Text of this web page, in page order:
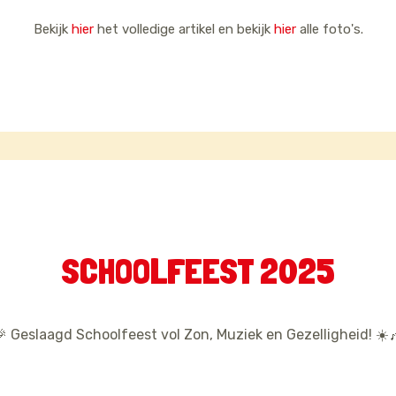
Bekijk hierhet volledige artikel en bekijk hieralle foto's.
SCHOOLFEEST 2025
Geslaagd Schoolfeest vol Zon, Muziek en Gezelligheid!